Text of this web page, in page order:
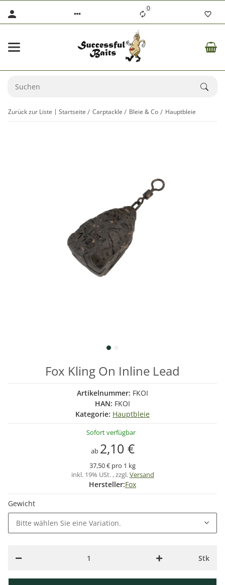
0
Zurück zur Liste Startseite Carptackle Bleie & Co Hauptbleie
Fox Kling On Inline Lead
Artikelnummer: FKOI
HAN: FKOI
Kategorie: Hauptbleie
Sofort verfügbar
ab 2,10 €
37,50 € pro 1 kg
inkl. 19% USt. , zzgl.Versand
Hersteller:Fox
Gewicht
Bitte wählen Sie eine Variation.
Stk